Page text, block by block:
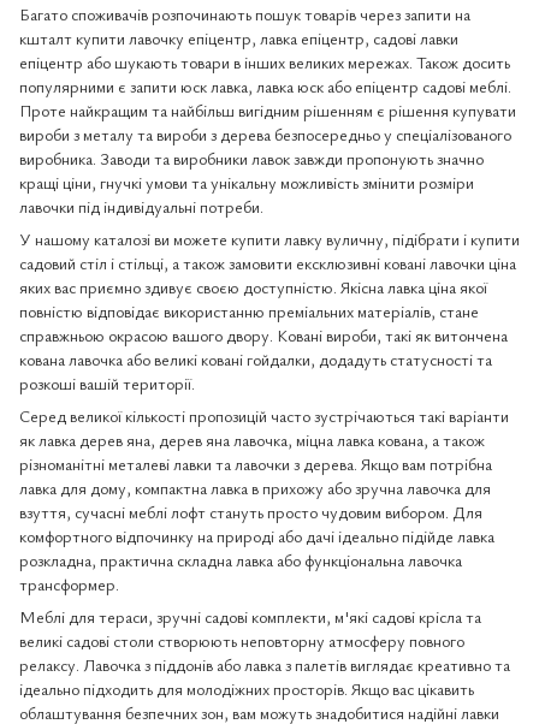
Багато споживачів розпочинають пошук товарів через запити на
кшталт купити лавочку епіцентр, лавка епіцентр, садові лавки
епіцентр або шукають товари в інших великих мережах. Також досить
популярними є запити юск лавка, лавка юск або епіцентр садові меблі.
Проте найкращим та найбільш вигідним рішенням є рішення купувати
вироби з металу та вироби з дерева безпосередньо у спеціалізованого
виробника. Заводи та виробники лавок завжди пропонують значно
кращі ціни, гнучкі умови та унікальну можливість змінити розміри
лавочки під індивідуальні потреби.
У нашому каталозі ви можете купити лавку вуличну, підібрати і купити
садовий стіл і стільці, а також замовити ексклюзивні ковані лавочки ціна
яких вас приємно здивує своєю доступністю. Якісна лавка ціна якої
повністю відповідає використанню преміальних матеріалів, стане
справжньою окрасою вашого двору. Ковані вироби, такі як витончена
кована лавочка або великі ковані гойдалки, додадуть статусності та
розкоші вашій території.
Серед великої кількості пропозицій часто зустрічаються такі варіанти
як лавка дерев яна, дерев яна лавочка, міцна лавка кована, а також
різноманітні металеві лавки та лавочки з дерева. Якщо вам потрібна
лавка для дому, компактна лавка в прихожу або зручна лавочка для
взуття, сучасні меблі лофт стануть просто чудовим вибором. Для
комфортного відпочинку на природі або дачі ідеально підійде лавка
розкладна, практична складна лавка або функціональна лавочка
трансформер.
Меблі для тераси, зручні садові комплекти, м'які садові крісла та
великі садові столи створюють неповторну атмосферу повного
релаксу. Лавочка з піддонів або лавка з палетів виглядає креативно та
ідеально підходить для молодіжних просторів. Якщо вас цікавить
облаштування безпечних зон, вам можуть знадобитися надійні лавки